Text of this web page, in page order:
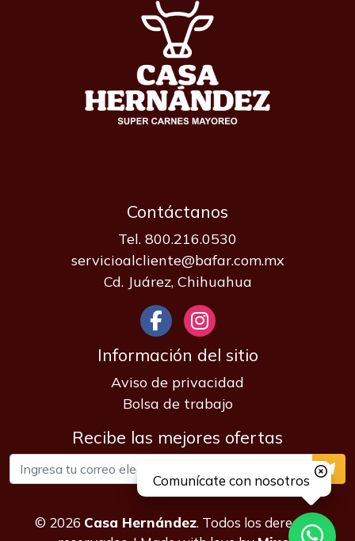
Contáctanos
Tel. 800.216.0530
servicioalcliente@bafar.com.mx
Cd. Juárez, Chihuahua
Información del sitio
Aviso de privacidad
Bolsa de trabajo
Recibe las mejores ofertas
© 2026 Casa Hernández. Todos los derechos
Comunícate con nosotros